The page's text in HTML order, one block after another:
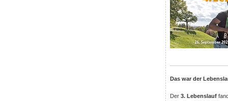
Das war der
Der 3. Lebenslauf